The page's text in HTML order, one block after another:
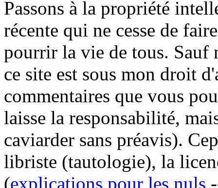
Passons à la propriété
récente qui ne cesse de
pourrir la vie de tous. Sauf
ce site est sous mon droit
commentaires que vous
laisse la responsabilité,
caviarder sans préavis).
libriste (tautologie), la
(explications pour les nuls